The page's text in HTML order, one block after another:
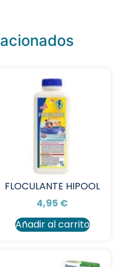
FLOCULANTE HIPOOL
4,95 €
Añadir al carrito